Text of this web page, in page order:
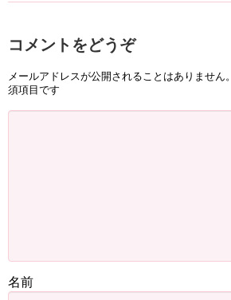
コメントをどうぞ
メールアドレスが公開されることはありません。
須項目です
名前